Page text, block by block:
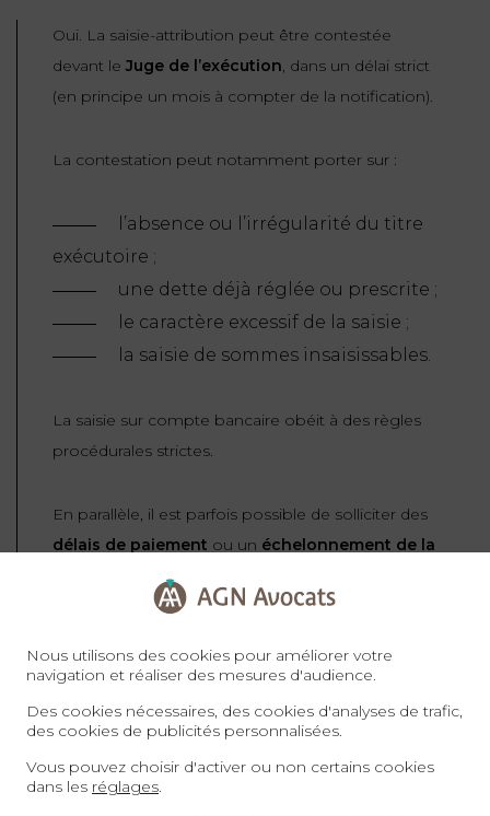
Oui. La saisie-attribution peut être contestée
devant leJuge de l’exécution, dans un délai strict
(en principe un mois à compter de la notification).
La contestation peut notamment porter sur :
l’absence ou l’irrégularité du titre
exécutoire ;
une dette déjà réglée ou prescrite ;
le caractère excessif de la saisie ;
la saisie de sommes insaisissables.
La saisie sur compte bancaire obéit à des règles
procédurales strictes.
En parallèle, il est parfois possible de solliciter des
délais de paiement ou un échelonnement de la
, afin de desserrer l’impact financier
Une intervention rapide permet souvent d’éviter
saisie.
La saisie sur compte bancaire est une mesure
Nous utilisons des cookies pour améliorer votre
navigation et réaliser des mesures d'audience.
Des cookies nécessaires, des cookies d'analyses de trafic,
des cookies de publicités personnalisées.
Vous pouvez choisir d'activer ou non certains cookies
dans les réglages.